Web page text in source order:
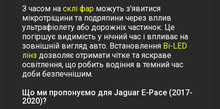
З часом на склі фар можуть з'явитися
мікротріщини та подряпини через вплив
ультрафіолету або дорожніх частинок. Це
погіршує видимість у нічний час і впливає на
зовнішній вигляд авто. Встановлення Bi-LED
лінз дозволяє отримати чітке та яскраве
освітлення, що робить водіння в темний час
доби безпечнішим.
Що ми пропонуємо для Jaguar E-Pace (2017-
2020)?